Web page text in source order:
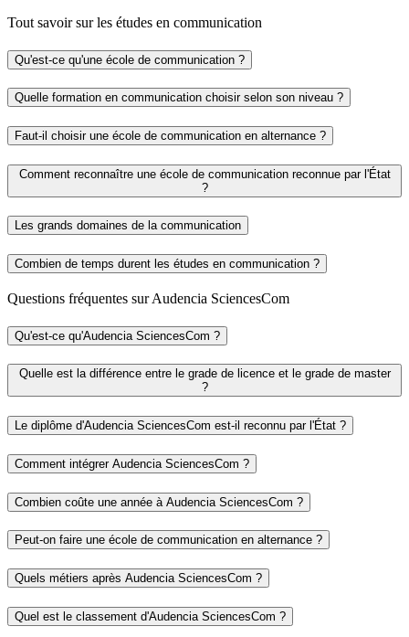
Tout savoir sur les études en communication
Qu'est-ce qu'une école de communication ?
Quelle formation en communication choisir selon son niveau ?
Faut-il choisir une école de communication en alternance ?
Comment reconnaître une école de communication reconnue par l'État
?
Les grands domaines de la communication
Combien de temps durent les études en communication ?
Questions fréquentes sur Audencia SciencesCom
Qu'est-ce qu'Audencia SciencesCom ?
Quelle est la différence entre le grade de licence et le grade de master
?
Le diplôme d'Audencia SciencesCom est-il reconnu par l'État ?
Comment intégrer Audencia SciencesCom ?
Combien coûte une année à Audencia SciencesCom ?
Peut-on faire une école de communication en alternance ?
Quels métiers après Audencia SciencesCom ?
Quel est le classement d'Audencia SciencesCom ?